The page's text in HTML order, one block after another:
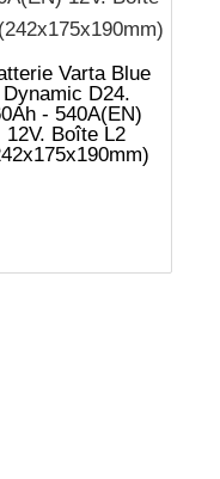
Varta Blue
Dynamic D24.
- 540A(EN)
12V. Boîte L2